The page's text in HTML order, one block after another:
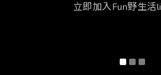
立即加入Fun野生活